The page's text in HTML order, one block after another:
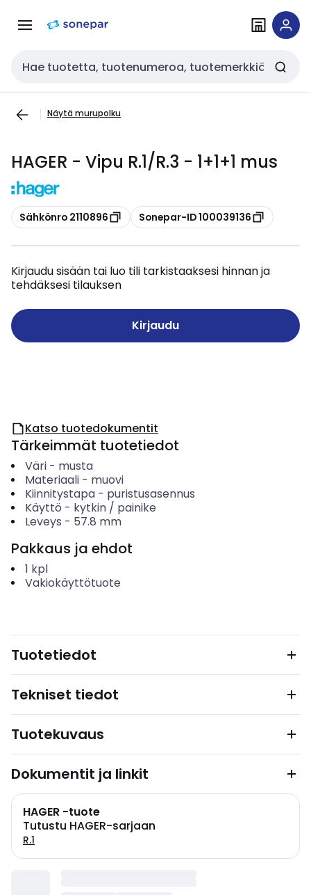
navigointiinsisältöön
Haku
Näytä murupolku
HAGER - Vipu R.1/R.3 - 1+1+1 mus
Kopioi
Sähkönro 2110896 Kopioi
Sonepar-ID 100039136
Kirjaudu sisään tai luo tili tarkistaaksesi hinnan ja
tehdäksesi tilauksen
Kirjaudu
Katso tuotedokumentit
Tärkeimmät tuotetiedot
Väri- musta
Materiaali- muovi
Kiinnitystapa- puristusasennus
Käyttö - kytkin / painike
Leveys - 57.8 mm
Pakkaus ja ehdot
1 kpl
Vakiokäyttötuote
Tuotetiedot
Tekniset tiedot
Tuotekuvaus
Dokumentit ja linkit
HAGER -tuote
Tutustu HAGER-sarjaan
R.1